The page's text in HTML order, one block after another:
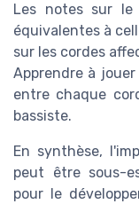
Les notes sur
équivalentes à
sur les cordes
Apprendre à
entre chaque
bassiste.
En synthèse,
peut être sous-
pour le